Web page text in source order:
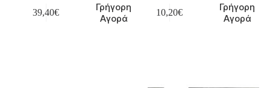
39,40€
Γρήγορη
Αγορά
10,20€
Γρήγορη
Αγορά